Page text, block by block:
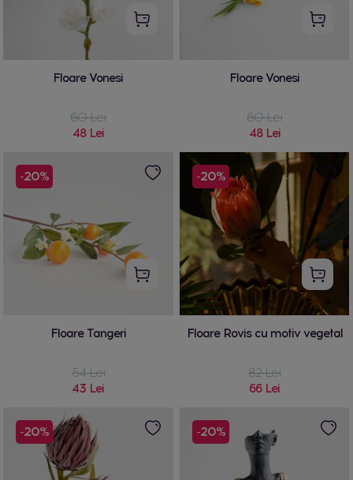
Floare Vonesi
60 Lei
48 Lei
Floare Vonesi
60 Lei
48 Lei
-20%
Floare Tangeri
54 Lei
43 Lei
-20%
Floare Rovis cu motiv vegetal
82 Lei
66 Lei
-20% -20%